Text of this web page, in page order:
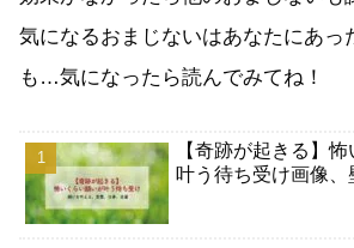
気になるおまじないはあなたにあっ
も…気になったら読んでみてね！
【奇跡が起きる】
叶う待ち受け画像、